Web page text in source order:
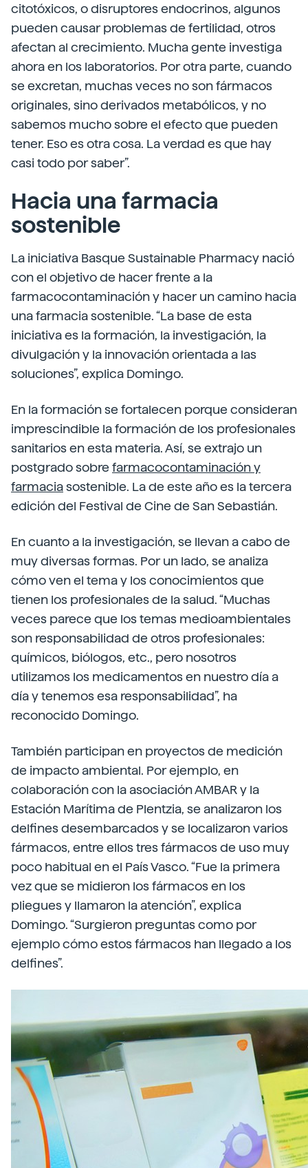
citotóxicos, o disruptores endocrinos, algunos
pueden causar problemas de fertilidad, otros
afectan al crecimiento. Mucha gente investiga
ahora en los laboratorios. Por otra parte, cuando
se excretan, muchas veces no son fármacos
originales, sino derivados metabólicos, y no
sabemos mucho sobre el efecto que pueden
tener. Eso es otra cosa. La verdad es que hay
casi todo por saber”.
Hacia una farmacia
sostenible
La iniciativa Basque Sustainable Pharmacy nació
con el objetivo de hacer frente a la
farmacocontaminación y hacer un camino hacia
una farmacia sostenible. “La base de esta
iniciativa es la formación, la investigación, la
divulgación y la innovación orientada a las
soluciones”, explica Domingo.
En la formación se fortalecen porque consideran
imprescindible la formación de los profesionales
sanitarios en esta materia. Así, se extrajo un
postgrado sobre farmacocontaminación y
farmaciasostenible. La de este año es la tercera
edición del Festival de Cine de San Sebastián.
En cuanto a la investigación, se llevan a cabo de
muy diversas formas. Por un lado, se analiza
cómo ven el tema y los conocimientos que
tienen los profesionales de la salud. “Muchas
veces parece que los temas medioambientales
son responsabilidad de otros profesionales:
químicos, biólogos, etc., pero nosotros
utilizamos los medicamentos en nuestro día a
día y tenemos esa responsabilidad”, ha
reconocido Domingo.
También participan en proyectos de medición
de impacto ambiental. Por ejemplo, en
colaboración con la asociación AMBAR y la
Estación Marítima de Plentzia, se analizaron los
delfines desembarcados y se localizaron varios
fármacos, entre ellos tres fármacos de uso muy
poco habitual en el País Vasco. “Fue la primera
vez que se midieron los fármacos en los
pliegues y llamaron la atención”, explica
Domingo. “Surgieron preguntas como por
ejemplo cómo estos fármacos han llegado a los
delfines”.